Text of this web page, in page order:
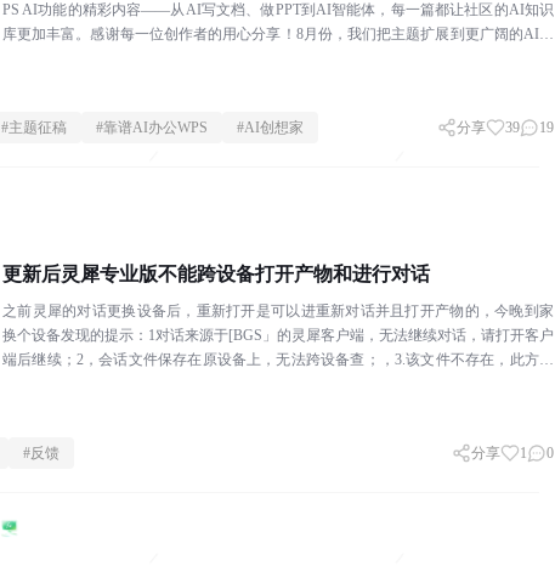
PS AI功能的精彩内容——从AI写文档、做PPT到AI智能体，每一篇都让社区的AI知识
库更加丰富。感谢每一位创作者的用心分享！8月份，我们把主题扩展到更广阔的AI世
#主题征稿 #靠谱AI办公WPS #AI创想家 分享 39 19
更新后灵犀专业版不能跨设备打开产物和进行对话
之前灵犀的对话更换设备后，重新打开是可以进重新对话并且打开产物的，今晚到家
换个设备发现的提示：1对话来源于[BGS」的灵犀客户端，无法继续对话，请打开客户
端后继续；2，会话文件保存在原设备上，无法跨设备查；，3.该文件不存在，此方式
#反馈 分享 1 0